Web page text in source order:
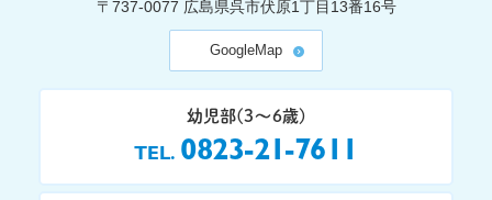
〒737-0077 広島県呉市伏原1丁目13番16号
GoogleMap
幼児部(3〜6歳)
TEL 0823-21-7611